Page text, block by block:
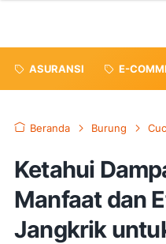
ASURANSI E-
Beranda Burung
Ketahui
Manfaat dan
Jangkrik